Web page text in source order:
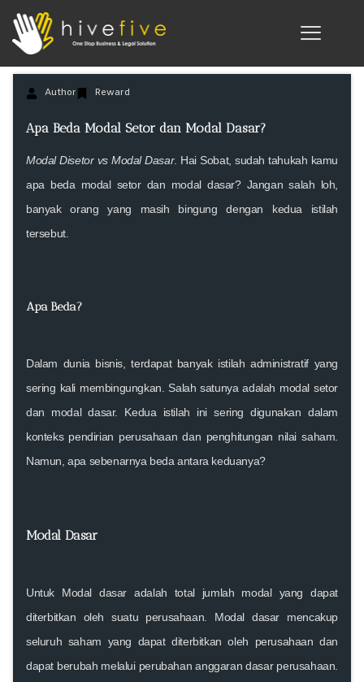
Author Reward
Apa Beda Modal Setor dan Modal Dasar?
Modal Disetor vs Modal Dasar. Hai Sobat, sudah tahukah kamu
apa beda modal setor dan modal dasar? Jangan salah loh,
banyak orang yang masih bingung dengan kedua istilah
tersebut.
Apa Beda?
Dalam dunia bisnis, terdapat banyak istilah administratif yang
sering kali membingungkan. Salah satunya adalah modal setor
dan modal dasar. Kedua istilah ini sering digunakan dalam
konteks pendirian perusahaan dan penghitungan nilai saham.
Namun, apa sebenarnya beda antara keduanya?
Modal Dasar
Untuk Modal dasar adalah total jumlah modal yang dapat
diterbitkan oleh suatu perusahaan. Modal dasar mencakup
seluruh saham yang dapat diterbitkan oleh perusahaan dan
dapat berubah melalui perubahan anggaran dasar perusahaan.